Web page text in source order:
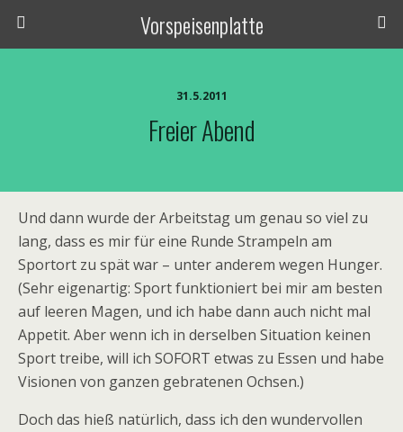
Vorspeisenplatte
31.5.2011
Freier Abend
Und dann wurde der Arbeitstag um genau so viel zu
lang, dass es mir für eine Runde Strampeln am
Sportort zu spät war – unter anderem wegen Hunger.
(Sehr eigenartig: Sport funktioniert bei mir am besten
auf leeren Magen, und ich habe dann auch nicht mal
Appetit. Aber wenn ich in derselben Situation keinen
Sport treibe, will ich SOFORT etwas zu Essen und habe
Visionen von ganzen gebratenen Ochsen.)
Doch das hieß natürlich, dass ich den wundervollen